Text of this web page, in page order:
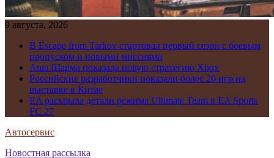
9 августа, 2026
В Escape from Tarkov стартовал первый сезон с боевым
пропуском и новыми миссиями
Аша Шарма показала новую стратегию Xbox
Российские разработчики показали более 20 игр на
выставке в Китае
EA раскрыла детали режима Ultimate Team в EA Sports
FC 27
Автосервис
Новостная рассылка